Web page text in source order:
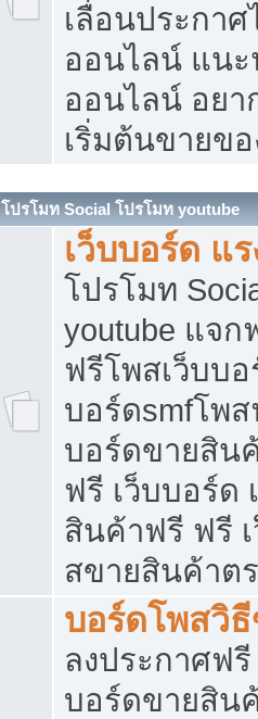
เลื่อนประกา
ออนไลน์ แนะ
ออนไลน์ อย
เริ่มต้นขายข
โปรโมท Social โปรโมท youtube
เว็บบอร์ด แร
โปรโมท
youtube แจก
ฟรีโพสเว็บบอ
บอร์ดsmfโพ
บอร์ดขายสิน
ฟรี เว็บบอร์ด
สินค้าฟรี ฟรี
สขายสินค้าต
บอร์ดโพสวิ
ลงประกาศฟรี
บอร์ดขายสิน